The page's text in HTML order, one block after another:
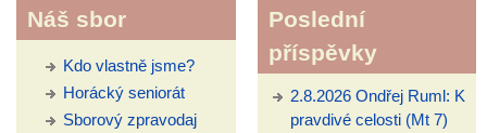
Náš sbor
Kdo vlastně jsme?
Horácký seniorát
Sborový zpravodaj
Poslední
příspěvky
2.8.2026 Ondřej Ruml: K
pravdivé celosti (Mt 7)